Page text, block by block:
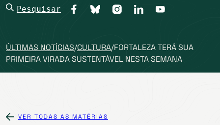
Pesquisar
ÚLTIMAS NOTÍCIAS/CULTURA/FORTALEZA TERÁ SUA
PRIMEIRA VIRADA SUSTENTÁVEL NESTA SEMANA
VER TODAS AS MATÉRIAS